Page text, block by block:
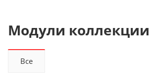
Модули коллекции
Все